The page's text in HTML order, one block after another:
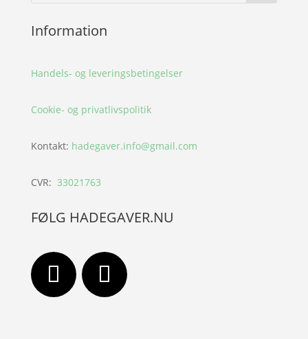
Information
Handels- og leveringsbetingelser
Cookie- og privatlivspolitik
Kontakt: hadegaver.info@gmail.com
CVR: 33021763
FØLG HADEGAVER.NU